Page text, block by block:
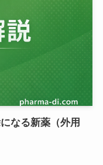
なる新薬（外用